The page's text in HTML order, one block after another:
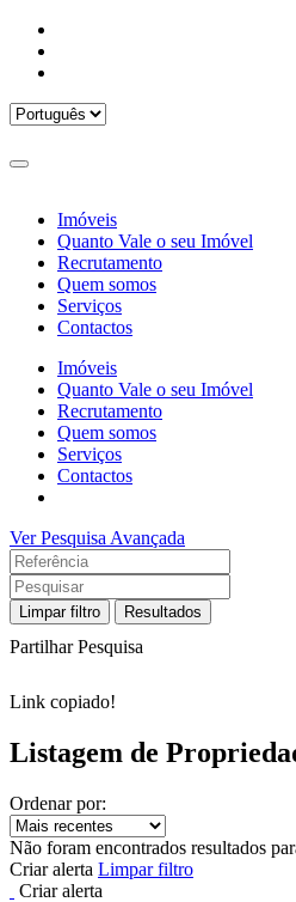
Imóveis
Quanto Vale o seu Imóvel
Recrutamento
Quem somos
Serviços
Contactos
Imóveis
Quanto Vale o seu Imóvel
Recrutamento
Quem somos
Serviços
Contactos
Ver Pesquisa Avançada
Limpar filtro Resultados
Partilhar Pesquisa
Link copiado!
Listagem de
Ordenar por:
Não foram encontrados resultados
Criar alerta Limpar filtro
Criar alerta